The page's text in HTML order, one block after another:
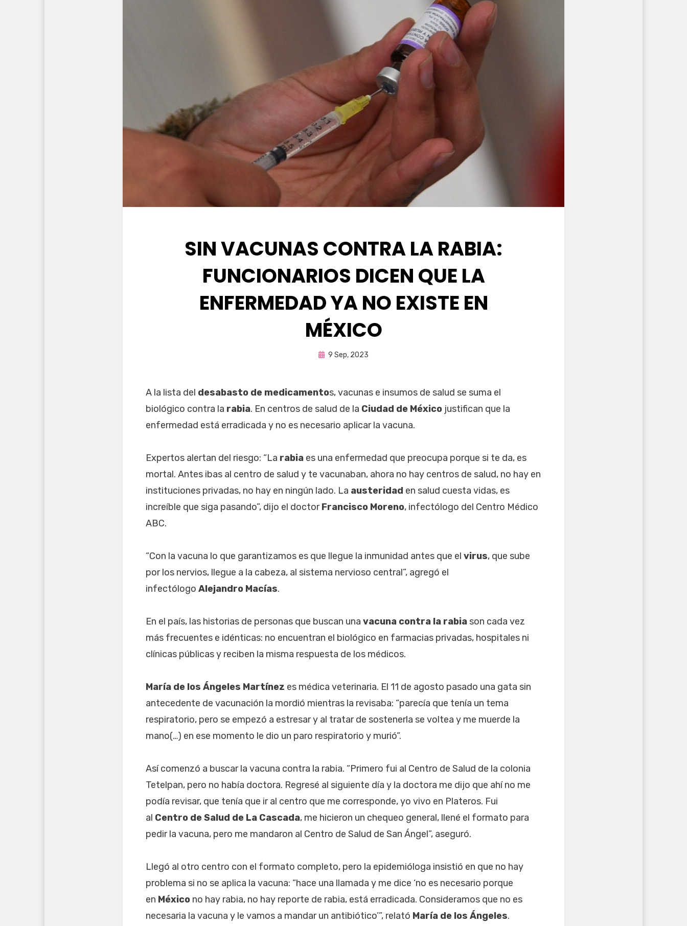
SIN VACUNAS CONTRA LA RABIA:
FUNCIONARIOS DICEN QUE LA
ENFERMEDAD YA NO EXISTE EN
MÉXICO
porFernando Miranda Servín
Publicada
9 Sep, 2023
A la lista del desabasto de medicamentos, vacunas e insumos de salud se suma el
biológico contra la rabia. En centros de salud de la Ciudad de México justifican que la
enfermedad está erradicada y no es necesario aplicar la vacuna.
Expertos alertan del riesgo: “La rabia es una enfermedad que preocupa porque si te da, es
mortal. Antes ibas al centro de salud y te vacunaban, ahora no hay centros de salud, no hay en
instituciones privadas, no hay en ningún lado. La austeridad en salud cuesta vidas, es
increíble que siga pasando”, dijo el doctorFrancisco Moreno, infectólogo del Centro Médico
ABC.
“Con la vacuna lo que garantizamos es que llegue la inmunidad antes que el virus, que sube
por los nervios, llegue a la cabeza, al sistema nervioso central”, agregó el
infectólogo Alejandro Macías.
En el país, las historias de personas que buscan una vacuna contra la rabia son cada vez
más frecuentes e idénticas: no encuentran el biológico en farmacias privadas, hospitales ni
clínicas públicas y reciben la misma respuesta de los médicos.
María de los Ángeles Martínez es médica veterinaria. El 11 de agosto pasado una gata sin
antecedente de vacunación la mordió mientras la revisaba: “parecía que tenía un tema
respiratorio, pero se empezó a estresar y al tratar de sostenerla se voltea y me muerde la
mano(…) en ese momento le dio un paro respiratorio y murió”.
Así comenzó a buscar la vacuna contra la rabia. “Primero fui al Centro de Salud de la colonia
Tetelpan, pero no había doctora. Regresé al siguiente día y la doctora me dijo que ahí no me
podía revisar, que tenía que ir al centro que me corresponde, yo vivo en Plateros. Fui
al Centro de Salud de La Cascada, me hicieron un chequeo general, llené el formato para
pedir la vacuna, pero me mandaron al Centro de Salud de San Ángel”, aseguró.
Llegó al otro centro con el formato completo, pero la epidemióloga insistió en que no hay
problema si no se aplica la vacuna: “hace una llamada y me dice ‘no es necesario porque
en México no hay rabia, no hay reporte de rabia, está erradicada. Consideramos que no es
necesaria la vacuna y le vamos a mandar un antibiótico’”, relató María de los Ángeles.